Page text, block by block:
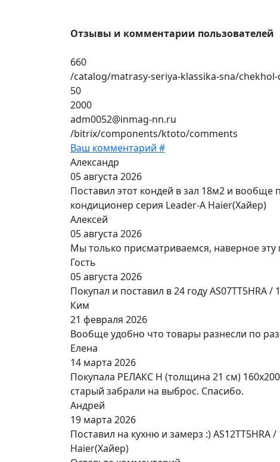
Отзывы и комментарии пользователей
660
/catalog/matrasy-seriya-klassika-sna/
50
2000
adm0052@inmag-nn.ru
/bitrix/components/ktoto/comments
Ваш комментарий #
Александр
05 августа 2026
Поставил этот кондей в зал 18м2 и вообще
кондиционер серия Leader-A Haier(Хайер)
Алексей
05 августа 2026
Мы только присматриваемся, наверное эту
Гость
05 августа 2026
Покупал и поставил в 24 году
Ким
21 февраля 2026
Вообще удобно что товары разнесли по
Елена
14 марта 2026
Покупала РЕЛАКС Н (толщина 21 см)
старый забрали на выброс. Спасибо.
Андрей
19 марта 2026
Поставил на кухню и замерз :)
Haier(Хайер)